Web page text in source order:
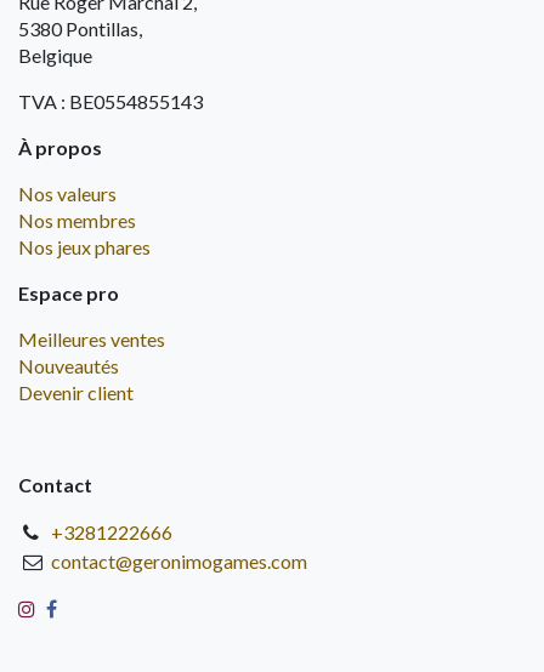
5380 Pontillas,
Belgique
TVA : BE0554855143
À propos
Nos valeurs
Nos membres
Nos jeux phares
Espace pro
Meilleures ventes
Nouveautés
Devenir client
Contact
+3281222666
contact@geronimogames.com